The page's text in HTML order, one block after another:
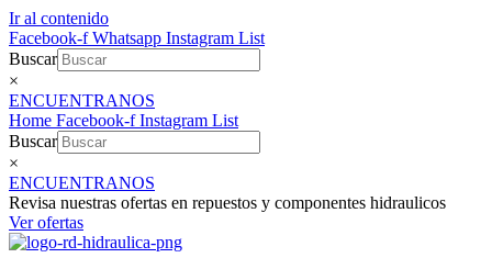
Ir al contenido
Facebook-f Whatsapp Instagram List
Buscar
×
ENCUENTRANOS
Home Facebook-f Instagram List
Buscar
×
ENCUENTRANOS
Revisa nuestras ofertas en repuestos y componentes hidraulicos
Ver ofertas